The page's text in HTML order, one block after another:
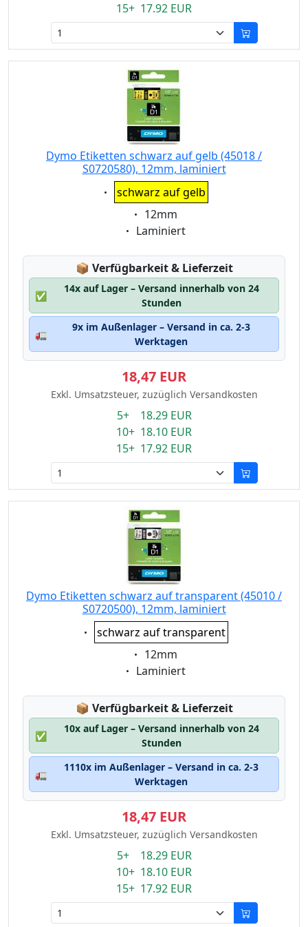
15+ 17.92 EUR
Dymo Etiketten schwarz auf gelb (45018 /
S0720580), 12mm, laminiert
Eigenschaft:
schwarz auf gelb
Eigenschaft:
12mm
Eigenschaft:
Laminiert
📦 Lagerstatus:
Verfügbarkeit & Lieferzeit
✅
14x auf Lager – Versand innerhalb von 24
Stunden
🚛
9x im Außenlager – Versand in ca. 2-3
Werktagen
18,47 EUR
Exkl. Umsatzsteuer, zuzüglich Versandkosten
5+ 18.29 EUR
10+ 18.10 EUR
15+ 17.92 EUR
Dymo Etiketten schwarz auf transparent (45010 /
S0720500), 12mm, laminiert
Eigenschaft:
schwarz auf transparent
Eigenschaft:
12mm
Eigenschaft:
Laminiert
📦 Lagerstatus:
Verfügbarkeit & Lieferzeit
✅
10x auf Lager – Versand innerhalb von 24
Stunden
🚛
1110x im Außenlager – Versand in ca. 2-3
Werktagen
18,47 EUR
Exkl. Umsatzsteuer, zuzüglich Versandkosten
5+ 18.29 EUR
10+ 18.10 EUR
15+ 17.92 EUR